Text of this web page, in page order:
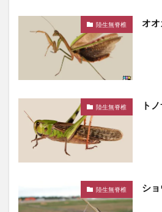
陸生無脊椎 オオ
陸生無脊椎 ト
陸生無脊椎 シ